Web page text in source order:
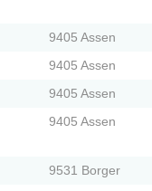
9405 Assen
9405 Assen
9405 Assen
9405 Assen
9531 Borger